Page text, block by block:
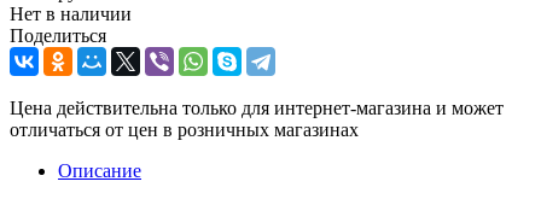
Нет в наличии
Поделиться
Цена действительна только для интернет-магазина и может
отличаться от цен в розничных магазинах
Описание